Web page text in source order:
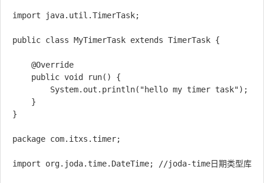
import java.util.TimerTask;
public class MyTimerTask extends TimerTask {
}
package com.itxs.timer;
import org.joda.time.DateTime; //joda-time日期类型库